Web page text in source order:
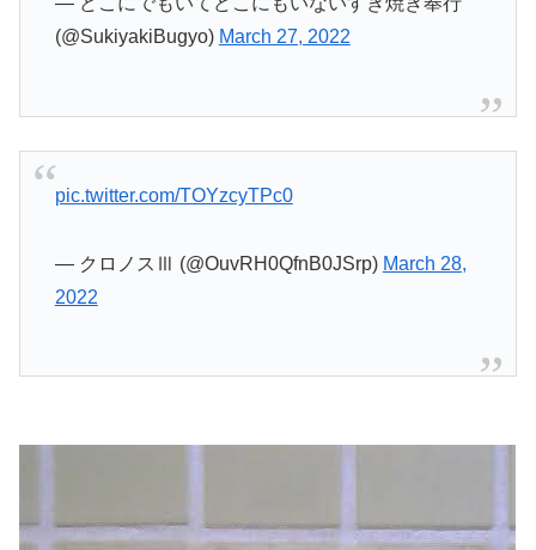
(@SukiyakiBugyo) March 27, 2022
pic.twitter.com/TOYzcyTPc0
— クロノスⅢ (@OuvRH0QfnB0JSrp) March 28,
2022